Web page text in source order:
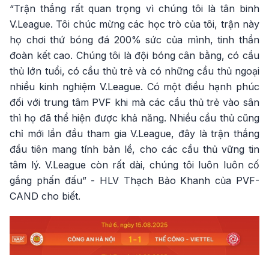
“Trận thắng rất quan trọng vì chúng tôi là tân binh
V.League. Tôi chúc mừng các học trò của tôi, trận này
họ chơi thứ bóng đá 200% sức của mình, tinh thần
đoàn kết cao. Chúng tôi là đội bóng cân bằng, có cầu
thủ lớn tuổi, có cầu thủ trẻ và có những cầu thủ ngoại
nhiều kinh nghiệm V.League. Có một điều hạnh phúc
đối với trung tâm PVF khi mà các cầu thủ trẻ vào sân
thì họ đã thể hiện được khả năng. Nhiều cầu thủ cũng
chỉ mới lần đầu tham gia V.League, đây là trận thắng
đầu tiên mang tính bản lề, cho các cầu thủ vững tin
tâm lý. V.League còn rất dài, chúng tôi luôn luôn cố
gắng phấn đấu” - HLV Thạch Bảo Khanh của PVF-
CAND cho biết.